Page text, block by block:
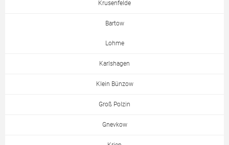
Krusenfelde
Bartow
Lohme
Karlshagen
Klein Bünzow
Groß Polzin
Gnevkow